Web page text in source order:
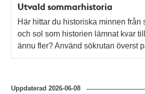
Utvald sommarhistoria
Här hittar du historiska minnen från
och sol som historien lämnat kvar
ännu fler? Använd sökrutan överst
Uppdaterad2026-06-08